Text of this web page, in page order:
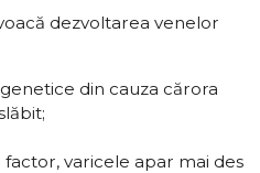
dezvoltarea venelor
din cauza cărora
varicele apar mai des